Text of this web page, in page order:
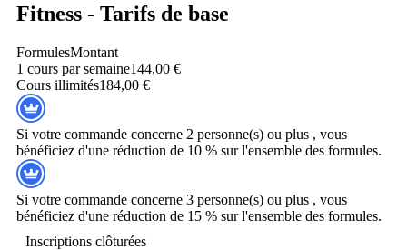
Fitness - Tarifs de base
FormulesMontant
1 cours par semaine144,00 €
Cours illimités184,00 €
Si votre commande concerne 2 personne(s) ou plus , vous
bénéficiez d'une réduction de 10 % sur l'ensemble des formules.
Si votre commande concerne 3 personne(s) ou plus , vous
bénéficiez d'une réduction de 15 % sur l'ensemble des formules.
Inscriptions clôturées